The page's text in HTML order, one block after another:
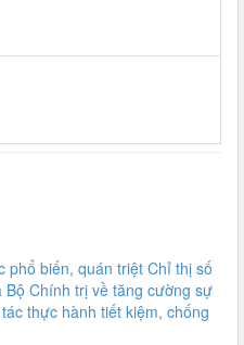
phổ biến, quán triệt Chỉ thị số
Chính trị về tăng cường sự
thực hành tiết kiệm, chống